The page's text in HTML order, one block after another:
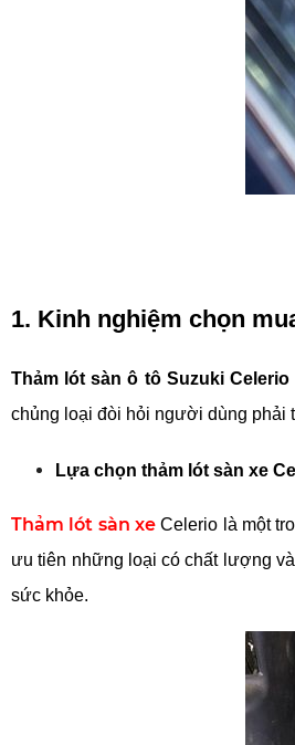
1. Kinh nghiệm chọn
Thảm lót sàn ô tô Suzuki Celerio
chủng loại đòi hỏi người dùng phải
Lựa chọn thảm lót sàn xe
Thảm lót sàn xe Celerio là một
ưu tiên những loại có chất lượng
sức khỏe.